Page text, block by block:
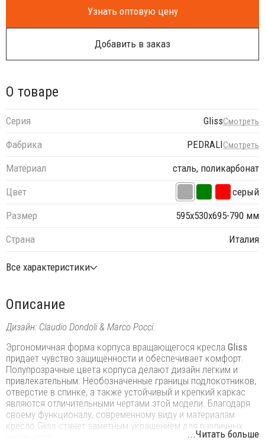
Узнать оптовую цену
Добавить в заказ
О товаре
Серия GlissСмотреть
Фабрика PEDRALIСмотреть
Материал
сталь, поликарбонат
Цвет
серый
Размер
595х530х695-790 мм
Страна
Италия
Все характеристики
Описание
Дизайн: Claudio Dondoli & Marco Pocci.
Эргономичная форма корпуса вращающегося кресла Gliss
придает чувство защищённости и обеспечивает комфорт.
Полупрозрачные цвета корпуса делают дизайн легким и
привлекательным. Необозначенные границы подлокотников,
отверстие в спинке, а также устойчивый и крепкий каркас
являются отличительными чертами этой модели. Благодаря
своему функционалу, современному виду и материалам
кресло Gliss станет заметным украшением для различных
...Читать больше